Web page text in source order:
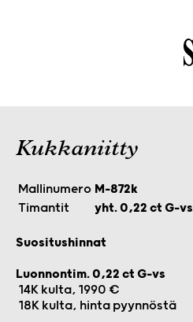
Kukkaniitty
Mallinumero M-872k
Timantit
yht. 0,22 ct G-vs
Suositushinnat
Luonnontim. 0,22 ct G-vs
14K kulta, 1990 €
18K kulta, hinta pyynnöstä